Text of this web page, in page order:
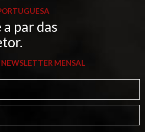
par das
MENSAL